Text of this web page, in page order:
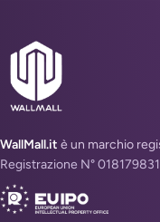
WallMall.it è un marchio
Registrazione N°